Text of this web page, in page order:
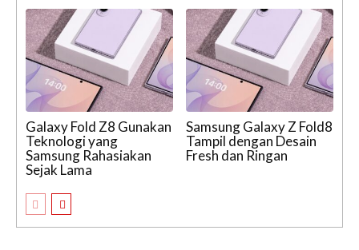
Galaxy Fold Z8 Gunakan
Teknologi yang
Samsung Rahasiakan
Sejak Lama
Samsung Galaxy Z Fold8
Tampil dengan Desain
Fresh dan Ringan